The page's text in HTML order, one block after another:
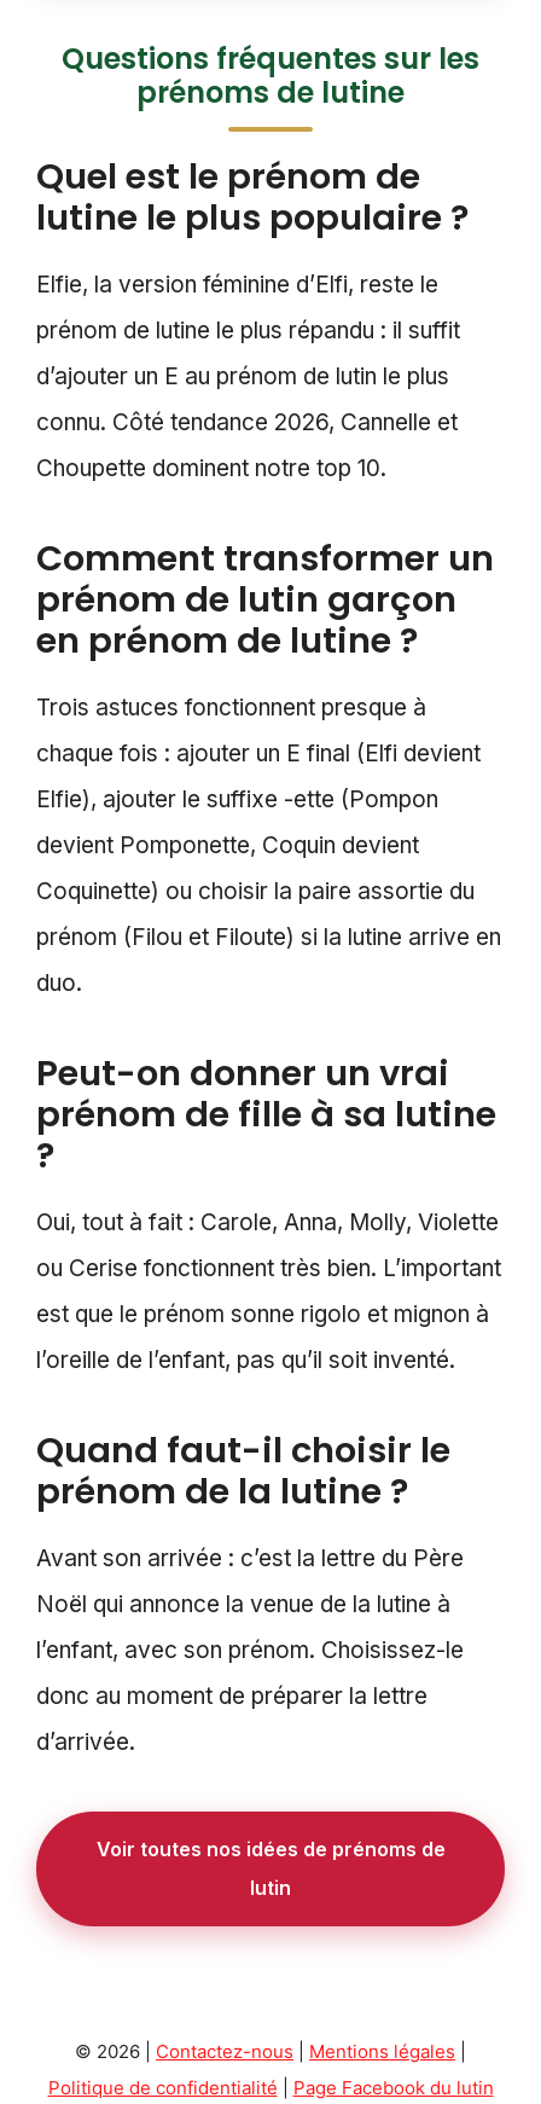
Questions fréquentes sur les
prénoms de lutine
Quel est le prénom de
lutine le plus populaire ?
Elfie, la version féminine d’Elfi, reste le
prénom de lutine le plus répandu : il suffit
d’ajouter un E au prénom de lutin le plus
connu. Côté tendance 2026, Cannelle et
Choupette dominent notre top 10.
Comment transformer un
prénom de lutin garçon
en prénom de lutine ?
Trois astuces fonctionnent presque à
chaque fois : ajouter un E final (Elfi devient
Elfie), ajouter le suffixe -ette (Pompon
devient Pomponette, Coquin devient
Coquinette) ou choisir la paire assortie du
prénom (Filou et Filoute) si la lutine arrive en
duo.
Peut-on donner un vrai
prénom de fille à sa lutine
?
Oui, tout à fait : Carole, Anna, Molly, Violette
ou Cerise fonctionnent très bien. L’important
est que le prénom sonne rigolo et mignon à
l’oreille de l’enfant, pas qu’il soit inventé.
Quand faut-il choisir le
prénom de la lutine ?
Avant son arrivée : c’est la lettre du Père
Noël qui annonce la venue de la lutine à
l’enfant, avec son prénom. Choisissez-le
donc au moment de préparer la lettre
d’arrivée.
Voir toutes nos idées de prénoms de
lutin
© 2026 | Contactez-nous Mentions légales
Politique de confidentialité
Page Facebook du lutin